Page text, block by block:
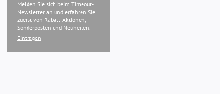
Melden Sie sich beim Timeout-
Newsletter an und erfahren Sie
zuerst von Rabatt-Aktionen,
Sonderposten und Neuheiten.
Eintragen